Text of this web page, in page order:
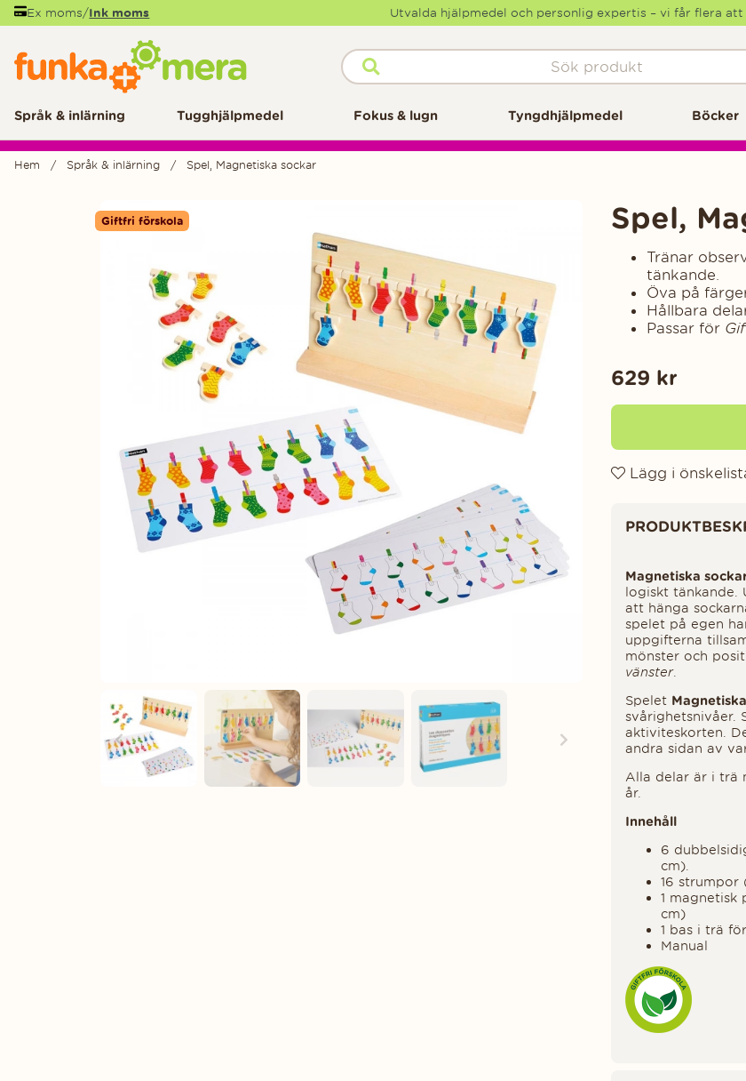
Ex moms/Ink moms Utvalda hjälpmedel och personlig expertis – vi får flera att
Språk & inlärning Tugghjälpmedel Fokus & lugn Tyngdhjälpmedel Böcker
Hem Språk & inlärning Spel, Magnetiska sockar
Giftfri förskola
Produktbilder Spel,
Tränar
tänkande.
Öva på
Hållbara
Passar för
629 kr
Lägg i
Magnetiska
logiskt
att hänga
spelet på egen
uppgifterna
mönster och
vänster.
Spelet
svårighetsnivåer.
aktiviteskorten.
andra sidan av
Alla delar är i trä
år.
Innehåll
6
cm).
16 strumpor
1
cm)
1 bas i trä
Manual